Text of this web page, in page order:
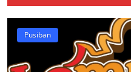
Pusiban